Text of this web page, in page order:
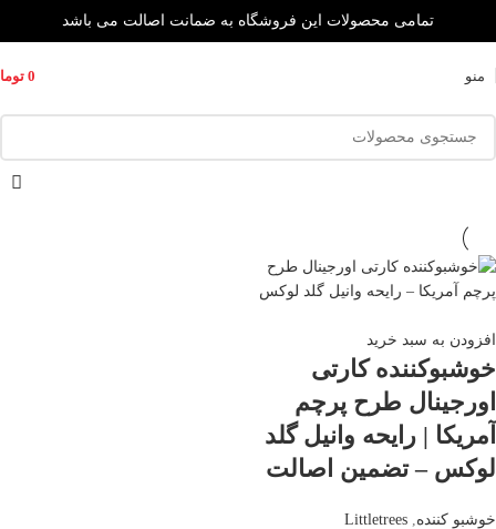
تمامی محصولات این فروشگاه به ضمانت اصالت می باشد
منو 0
افزودن به سبد خرید
خوشبوکننده کارتی
اورجینال طرح پرچم
آمریکا | رایحه وانیل گلد
لوکس – تضمین اصالت
خوشبو کننده,
Littletrees